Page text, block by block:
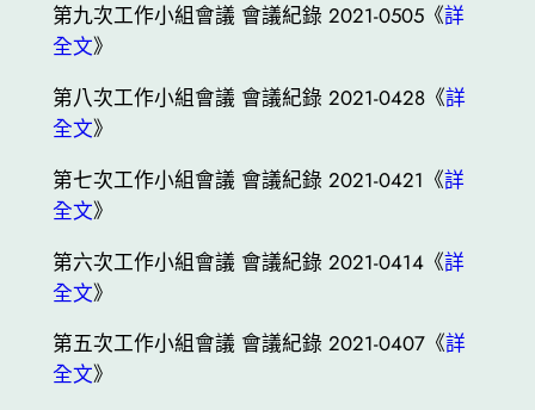
第九次工作小組會議 會議紀錄 2021-0505《詳
全文》
第八次工作小組會議 會議紀錄 2021-0428《詳
全文》
第七次工作小組會議 會議紀錄 2021-0421《詳
全文》
第六次工作小組會議 會議紀錄 2021-0414《詳
全文》
第五次工作小組會議 會議紀錄 2021-0407《詳
全文》